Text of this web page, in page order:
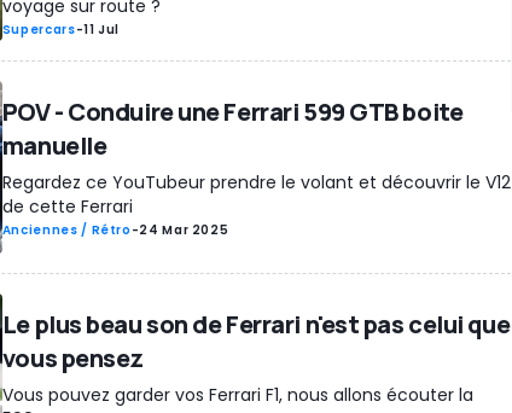
voyage sur route ?
Supercars-11 Jul
POV - Conduire une Ferrari 599 GTB boite
manuelle
Regardez ce YouTubeur prendre le volant et découvrir le V12
de cette Ferrari
Anciennes / Rétro -24 Mar 2025
Le plus beau son de Ferrari n'est pas celui que
vous pensez
Vous pouvez garder vos Ferrari F1, nous allons écouter la